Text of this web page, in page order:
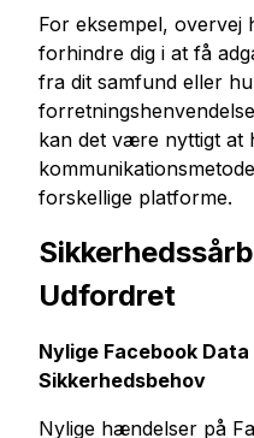
For eksempel, overvej
forhindre dig i at få
fra dit samfund eller
kan det være nyttigt at
forskellige platforme.
Udfordret
Nylige Facebook
Sikkerhedsbehov
Nylige hændelser på